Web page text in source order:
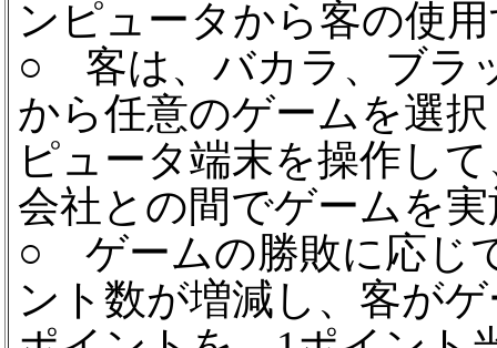
ンピュータから客の使
○ 客は、バカラ、ブラ
から任意のゲームを選
ピュータ端末を操作し
会社との間でゲームを実
○ ゲームの勝敗に応じ
ント数が増減し、客が